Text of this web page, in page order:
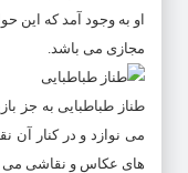
او به وجود آمد که این
مجازی می باشد.
طناز طباطبایی به جز
می نوازد و در کنار
های عکاس و نقاشی می